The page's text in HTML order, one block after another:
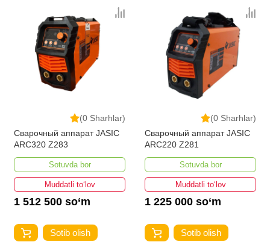
(0 Sharhlar)
Сварочный аппарат JASIC
ARC320 Z283
Sotuvda bor
Muddatli to‘lov
1 512 500 so‘m
Sotib olish
(0 Sharhlar)
Сварочный аппарат JASIC
ARC220 Z281
Sotuvda bor
Muddatli to‘lov
1 225 000 so‘m
Sotib olish